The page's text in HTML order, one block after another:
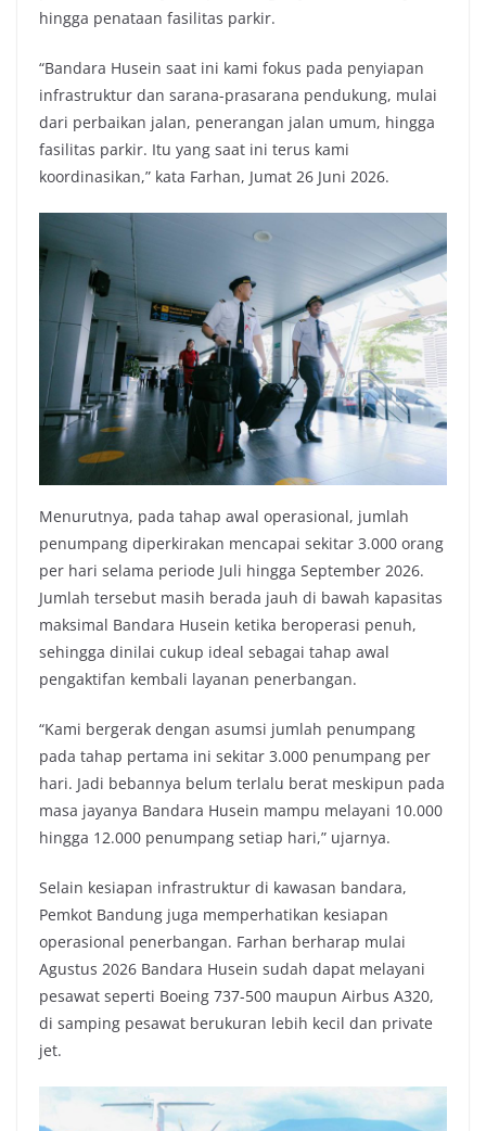
hingga penataan fasilitas parkir.
“Bandara Husein saat ini kami fokus pada penyiapan
infrastruktur dan sarana-prasarana pendukung, mulai
dari perbaikan jalan, penerangan jalan umum, hingga
fasilitas parkir. Itu yang saat ini terus kami
koordinasikan,” kata Farhan, Jumat 26 Juni 2026.
Menurutnya, pada tahap awal operasional, jumlah
penumpang diperkirakan mencapai sekitar 3.000 orang
per hari selama periode Juli hingga September 2026.
Jumlah tersebut masih berada jauh di bawah kapasitas
maksimal Bandara Husein ketika beroperasi penuh,
sehingga dinilai cukup ideal sebagai tahap awal
pengaktifan kembali layanan penerbangan.
“Kami bergerak dengan asumsi jumlah penumpang
pada tahap pertama ini sekitar 3.000 penumpang per
hari. Jadi bebannya belum terlalu berat meskipun pada
masa jayanya Bandara Husein mampu melayani 10.000
hingga 12.000 penumpang setiap hari,” ujarnya.
Selain kesiapan infrastruktur di kawasan bandara,
Pemkot Bandung juga memperhatikan kesiapan
operasional penerbangan. Farhan berharap mulai
Agustus 2026 Bandara Husein sudah dapat melayani
pesawat seperti Boeing 737-500 maupun Airbus A320,
di samping pesawat berukuran lebih kecil dan private
jet.